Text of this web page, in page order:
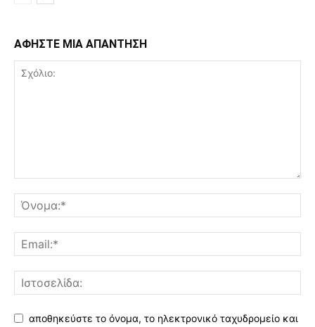
ΑΦΗΣΤΕ ΜΙΑ ΑΠΑΝΤΗΣΗ
αποθηκεύστε το όνομα, το ηλεκτρονικό ταχυδρομείο και